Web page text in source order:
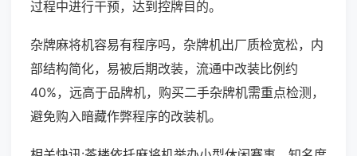
过程中进行干预，达到控牌目的。
杂牌麻将机容易有程序吗，杂牌机出厂质检宽松，内
部结构简化，易被后期改装，流通中改装比例约
40%，远高于品牌机，购买二手杂牌机需重点检测，
避免购入暗藏作弊程序的改装机。